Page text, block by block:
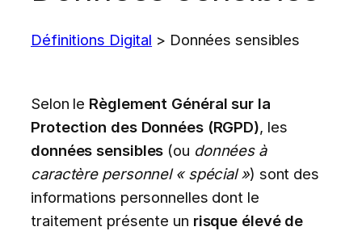
Définitions Digital > Données sensibles
Selon le Règlement Général sur la
Protection des Données (RGPD), les
données sensibles (ou données à
caractère personnel « spécial ») sont des
informations personnelles dont le
traitement présente un risque élevé de